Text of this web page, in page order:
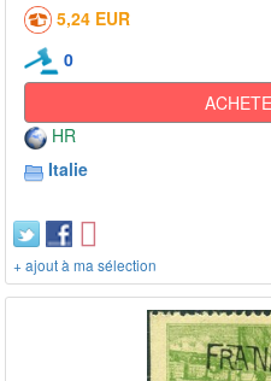
5,24 EUR
0
HR
Italie
+ ajout à ma sélection